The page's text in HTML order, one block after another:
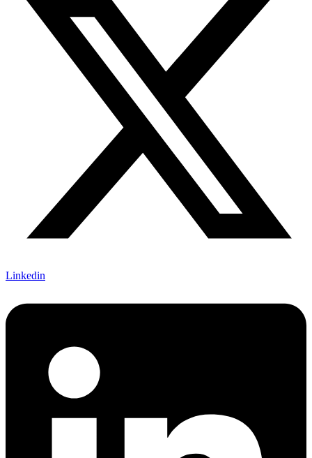
Linkedin